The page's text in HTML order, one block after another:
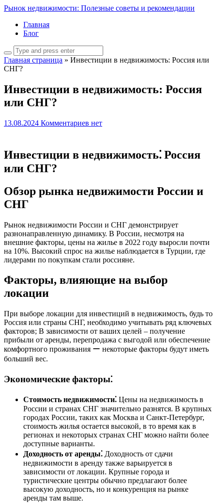
Рынок недвижимости: Полезные советы и рекомендации
Главная
Блог
Главная страница » Инвестиции в недвижимость: Россия или
СНГ?
Инвестиции в недвижимость: Россия
или СНГ?
13.08.2024 Комментариев нет
Инвестиции в недвижимость⁚ Россия
или СНГ?
Обзор рынка недвижимости России и
СНГ
Рынок недвижимости России и СНГ демонстрирует
разнонаправленную динамику. В России, несмотря на
внешние факторы, цены на жилье в 2022 году выросли почти
на 10%. Высокий спрос на жилье наблюдается в Турции, где
лидерами по покупкам стали россияне.
Факторы, влияющие на выбор
локации
При выборе локации для инвестиций в недвижимость, будь то
Россия или страны СНГ, необходимо учитывать ряд ключевых
факторов; В зависимости от ваших целей ‒ получение
прибыли от аренды, перепродажа с выгодой или обеспечение
комфортного проживания ー некоторые факторы будут иметь
больший вес.
Экономические факторы⁚
Стоимость недвижимости⁚ Цены на недвижимость в
России и странах СНГ значительно разнятся. В крупных
городах России, таких как Москва и Санкт-Петербург,
стоимость жилья остается высокой, в то время как в
регионах и некоторых странах СНГ можно найти более
доступные варианты.
Доходность от аренды⁚ Доходность от сдачи
недвижимости в аренду также варьируется в
зависимости от локации. Крупные города и
туристические центры обычно предлагают более
высокую доходность, но и конкуренция на рынке
аренды там выше.